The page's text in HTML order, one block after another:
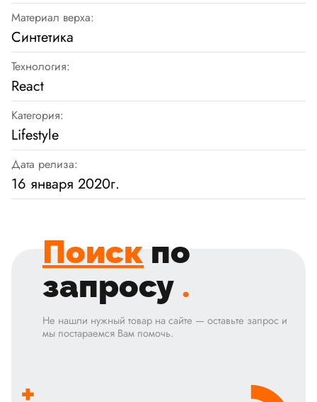
Материал верха:
Синтетика
Технология:
React
Категория:
Lifestyle
Дата релиза:
16 января 2020г.
Поиск по
запросу .
Не нашли нужный товар на сайте — оставьте запрос и
мы постараемся Вам помочь.